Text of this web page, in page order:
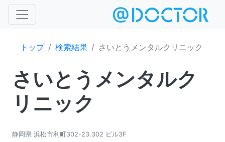
トップ 検索結果 さいとうメンタルクリニック
さいとうメンタルク
リニック
静岡県 浜松市利町302-23.302 ビル3F